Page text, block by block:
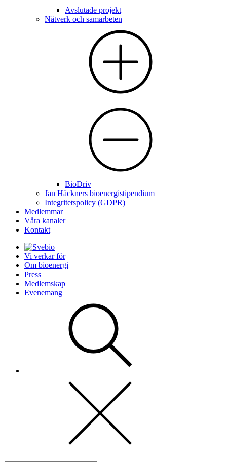
Avslutade projekt
Nätverk och samarbeten
BioDriv
Jan Häckners bioenergistipendium
Integritetspolicy (GDPR)
Medlemmar
Våra kanaler
Kontakt
Vi verkar för
Om bioenergi
Press
Medlemskap
Evenemang